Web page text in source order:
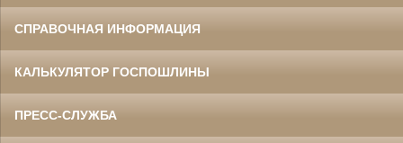
СПРАВОЧНАЯ ИНФОРМАЦИЯ
КАЛЬКУЛЯТОР ГОСПОШЛИНЫ
ПРЕСС-СЛУЖБА